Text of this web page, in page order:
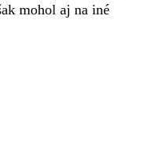
mohol aj na iné